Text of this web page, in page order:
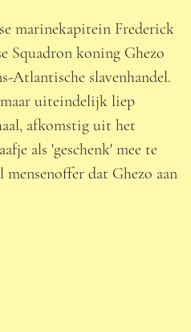
marinekapitein Frederick
Squadron koning Ghezo
Atlantische slavenhandel.
maar uiteindelijk liep
afkomstig uit het
als 'geschenk' mee te
dat Ghezo aan